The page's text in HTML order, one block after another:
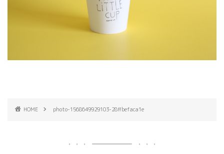
HOME photo-1568649929103-28ffbefaca1e